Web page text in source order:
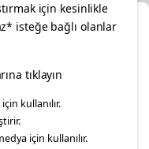
size özel hizmet ve
seçin.
için kesinlikle
isteğe bağlı olanlar
tıklayın
kullanılır.
için kullanılır.